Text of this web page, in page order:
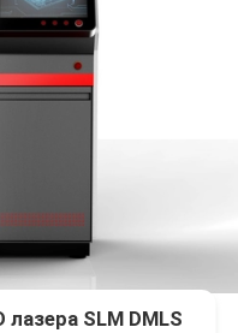
SLM DMLS